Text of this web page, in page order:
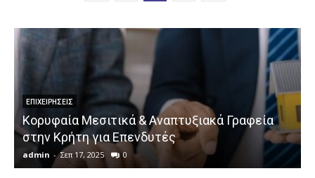
ΕΠΙΧΕΙΡΉΣΕΙΣ
Κορυφαία Μεσιτικά & Αναπτυξιακά Γραφεία
στην Κρήτη για Επενδυτές
admin - Σεπ 17, 2025 0